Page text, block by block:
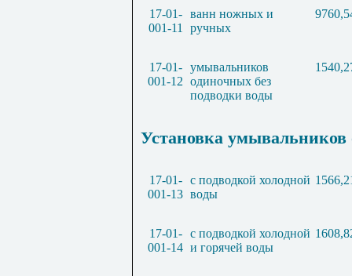
17-01-
001-11
ванн ножных и
ручных
17-01-
001-12
умывальников
одиночных без
подводки воды
Установка
17-01-
001-13
с подводкой холодной
воды
17-01-
001-14
с подводкой холодной
и горячей воды